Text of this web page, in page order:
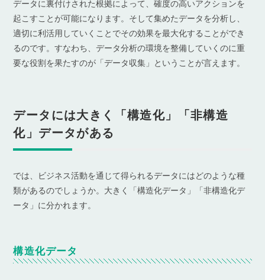
データに裏付けされた根拠によって、確度の高いアクションを
起こすことが可能になります。そして集めたデータを分析し、
適切に利活用していくことでその効果を最大化することができ
るのです。すなわち、データ分析の環境を整備していくのに重
要な役割を果たすのが「データ収集」ということが言えます。
データには大きく「構造化」「非構造
化」データがある
では、ビジネス活動を通じて得られるデータにはどのような種
類があるのでしょうか。大きく「構造化データ」「非構造化デ
ータ」に分かれます。
構造化データ